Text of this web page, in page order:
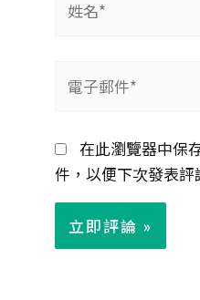
名
件
*
在此瀏覽器中保
件，以便下次發表評